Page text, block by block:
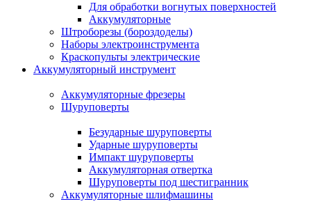
Для обработки вогнутых поверхностей
Аккумуляторные
Штроборезы (бороздоделы)
Наборы электроинструмента
Краскопульты электрические
Аккумуляторный инструмент
Аккумуляторные фрезеры
Шуруповерты
Безударные шуруповерты
Ударные шуруповерты
Импакт шуруповерты
Аккумуляторная отвертка
Шуруповерты под шестигранник
Аккумуляторные шлифмашины